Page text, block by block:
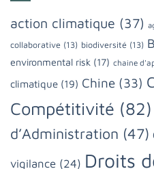
action climatique (37)
collaborative (13) biodiversité (13)
environmental risk (17) chaine
climatique (19) Chine (33)
Compétitivité (82)
d’Administration (47)
vigilance (24) Droits